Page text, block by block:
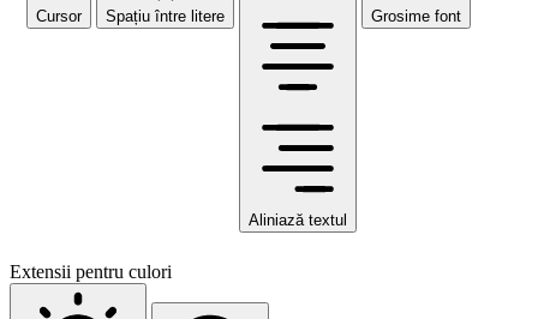
Cursor Spațiu între litere
Aliniază textul
Grosime font
Extensii pentru culori